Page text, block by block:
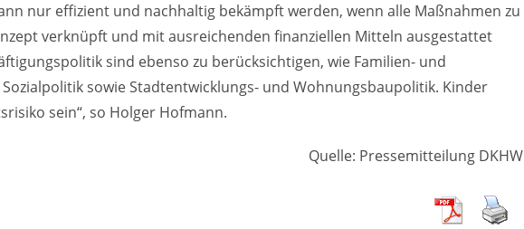
nur effizient und nachhaltig bekämpft werden, wenn alle Maßnahmen zu
verknüpft und mit ausreichenden finanziellen Mitteln ausgestattet
sind ebenso zu berücksichtigen, wie Familien- und
sowie Stadtentwicklungs- und Wohnungsbaupolitik. Kinder
sein“, so Holger Hofmann.
Quelle: Pressemitteilung DKHW